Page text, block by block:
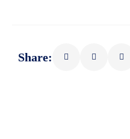
Share: